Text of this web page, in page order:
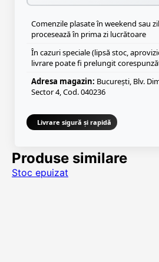
Comenzile plasate în weekend sau
procesează în prima zi lucrătoare
În cazuri speciale (lipsă stoc,
livrare poate fi prelungit
Adresa magazin: București, Blv.
Sector 4, Cod. 040236
Livrare sigură și rapidă
Produse similare
Stoc epuizat